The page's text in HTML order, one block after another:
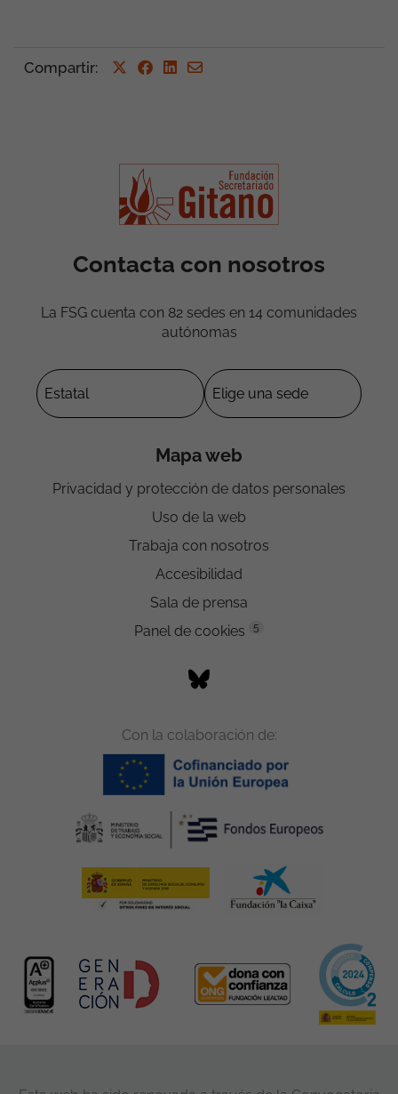
Compartir:
Contacta con nosotros
La FSG cuenta con 82 sedes en 14 comunidades
autónomas
Mapa web
Privacidad y protección de datos personales
Uso de la web
Trabaja con nosotros
Accesibilidad
Sala de prensa
Panel de cookies
5
Con la colaboración de: